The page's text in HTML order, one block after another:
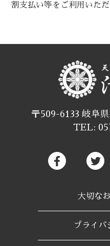
割支払い等をご利用いた
〒509-6133 岐阜
TEL:
大切な
プライバ